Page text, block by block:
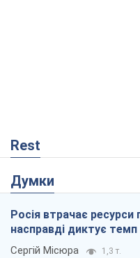
Rest
Думки
Росія втрачає
насправді диктує темп
Сергій Місюра 1,3 т.